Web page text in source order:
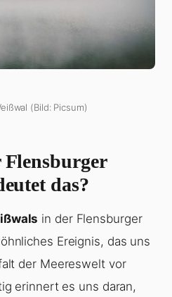
(Bild: Picsum)
das?
in der Flensburger
Ereignis, das uns
der Meereswelt vor
erinnert es uns daran,